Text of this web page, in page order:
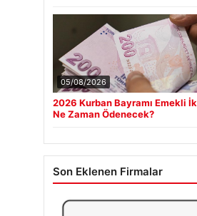
05/08/2026
2026 Kurban Bayramı Emekli
Ne Zaman Ödenecek?
Son Eklenen Firmalar